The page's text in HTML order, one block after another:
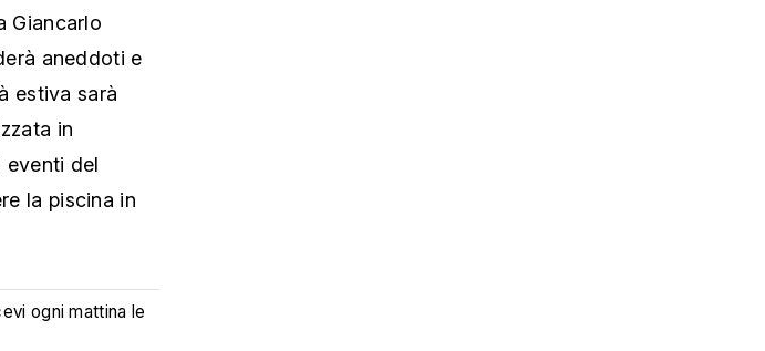
Giancarlo
aneddoti e
estiva sarà
in
eventi del
la piscina in
ogni mattina le